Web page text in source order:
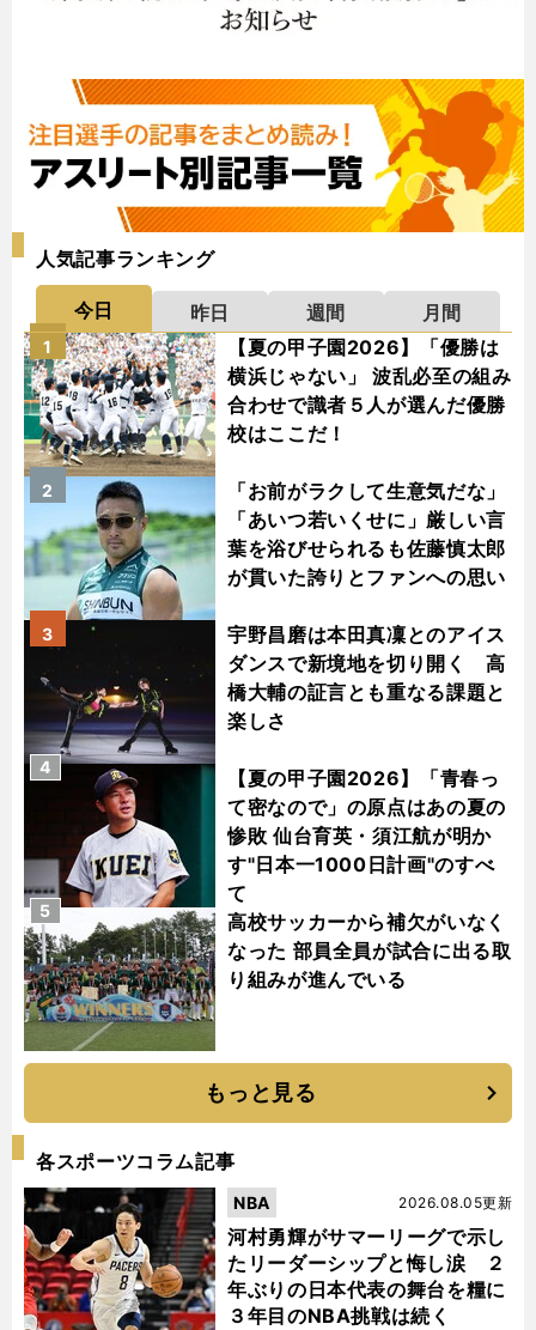
人気記事ランキング
今日 昨日 週間
月間
【夏の甲子園2026】「優勝は
横浜じゃない」 波乱必至の組み
合わせで識者５人が選んだ優勝
校はここだ！
1
「お前がラクして生意気だな」
「あいつ若いくせに」厳しい言
葉を浴びせられるも佐藤慎太郎
が貫いた誇りとファンへの思い
2
宇野昌磨は本田真凜とのアイス
ダンスで新境地を切り開く 高
橋大輔の証言とも重なる課題と
楽しさ
3
【夏の甲子園2026】「青春っ
て密なので」の原点はあの夏の
惨敗 仙台育英・須江航が明か
す"日本一1000日計画"のすべ
て
4
高校サッカーから補欠がいなく
なった 部員全員が試合に出る取
り組みが進んでいる
5
もっと見る
各スポーツコラム記事
河村勇輝がサマーリーグで示し
たリーダーシップと悔し涙 ２
年ぶりの日本代表の舞台を糧に
３年目のNBA挑戦は続く
2026.08.05更新
NBA